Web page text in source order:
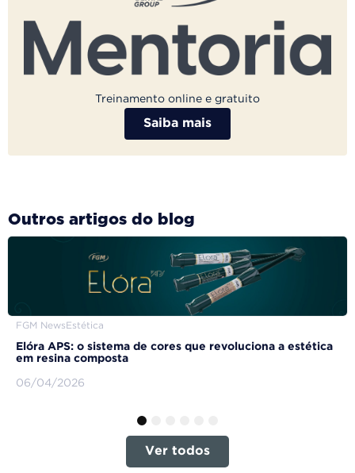
Treinamento online e gratuito
Saiba mais
Outros artigos do blog
FGM News Estética
Elóra APS: o sistema de cores que revoluciona a estética
em resina composta
06/04/2026
4
Ver todos